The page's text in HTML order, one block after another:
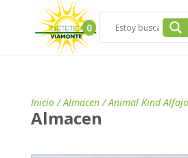
0
Inicio/Almacen/ Animal Kind
Almacen